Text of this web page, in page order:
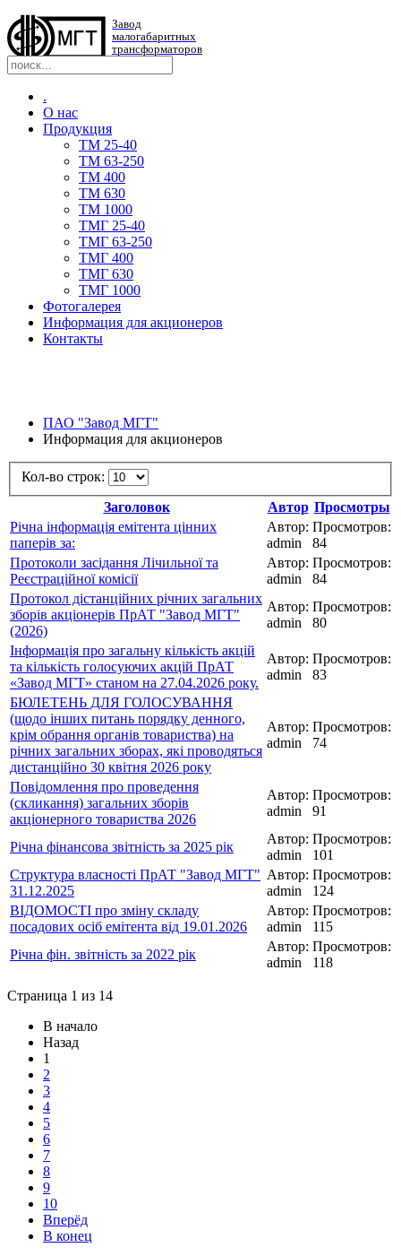
Завод
малогабаритных
трансформаторов
.
О нас
Продукция
TM 25-40
TM 63-250
ТМ 400
ТМ 630
ТМ 1000
TMГ 25-40
TMГ 63-250
ТМГ 400
ТМГ 630
ТМГ 1000
Фотогалерея
Информация для акционеров
Контакты
ПАО "Завод МГТ"
Информация для акционеров
Кол-во строк:
Заголовок
Автор Просмотры
Річна інформація емітента цінних
паперів за:
Автор:
admin
Просмотров:
84
Протоколи засідання Лічильної та
Реєстраційної комісії
Автор:
admin
Просмотров:
84
Протокол дістанційних річних загальних
зборів акціонерів ПрАТ "Завод МГТ"
(2026)
Автор:
admin
Просмотров:
80
Інформація про загальну кількість акцій
та кількість голосуючих акцій ПрАТ
«Завод МГТ» станом на 27.04.2026 року.
Автор:
admin
Просмотров:
83
БЮЛЕТЕНЬ ДЛЯ ГОЛОСУВАННЯ
(щодо інших питань порядку денного,
крім обрання органів товариства) на
річних загальних зборах, які проводяться
дистанційно 30 квітня 2026 року
Автор:
admin
Просмотров:
74
Повідомлення про проведення
(скликання) загальних зборів
акціонерного товариства 2026
Автор:
admin
Просмотров:
91
Річна фінансова звітність за 2025 рік
Автор:
admin
Просмотров:
101
Структура власності ПрАТ "Завод МГТ"
31.12.2025
Автор:
admin
Просмотров:
124
ВІДОМОСТІ про зміну складу
посадових осіб емітента від 19.01.2026
Автор:
admin
Просмотров:
115
Річна фін. звітність за 2022 рік
Автор:
admin
Просмотров:
118
Страница 1 из 14
В начало
Назад
1
2
3
4
5
6
7
8
9
10
Вперёд
В конец